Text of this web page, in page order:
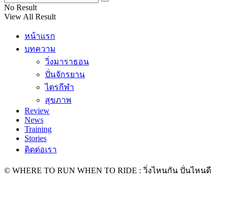
No Result
View All Result
หน้าแรก
บทความ
วิ่งมาราธอน
ปั่นจักรยาน
ไตรกีฬา
สุขภาพ
Review
News
Training
Stories
ติดต่อเรา
© WHERE TO RUN WHEN TO RIDE : วิ่งไหนกัน ปั่นไหนดี